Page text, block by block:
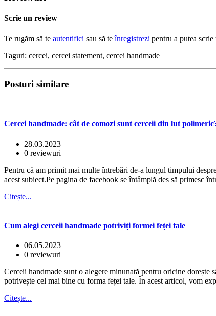
Scrie un review
Te rugăm să te autentifici sau să teînregistrezi pentru a putea
Taguri: cercei, cercei statement, cercei handmade
Posturi similare
Cercei handmade: cât de comozi sunt cerceii din lut
28.03.2023
0 reviewuri
Pentru că am primit mai multe întrebări de-a lungul timpului
acest subiect.Pe pagina de facebook se întâmplă des să primesc
Citește...
Cum alegi cerceii handmade potriviți formei feței tale
06.05.2023
0 reviewuri
Cerceii handmade sunt o alegere minunată pentru oricine
potrivește cel mai bine cu forma feței tale. În acest articol, vom
Citește...